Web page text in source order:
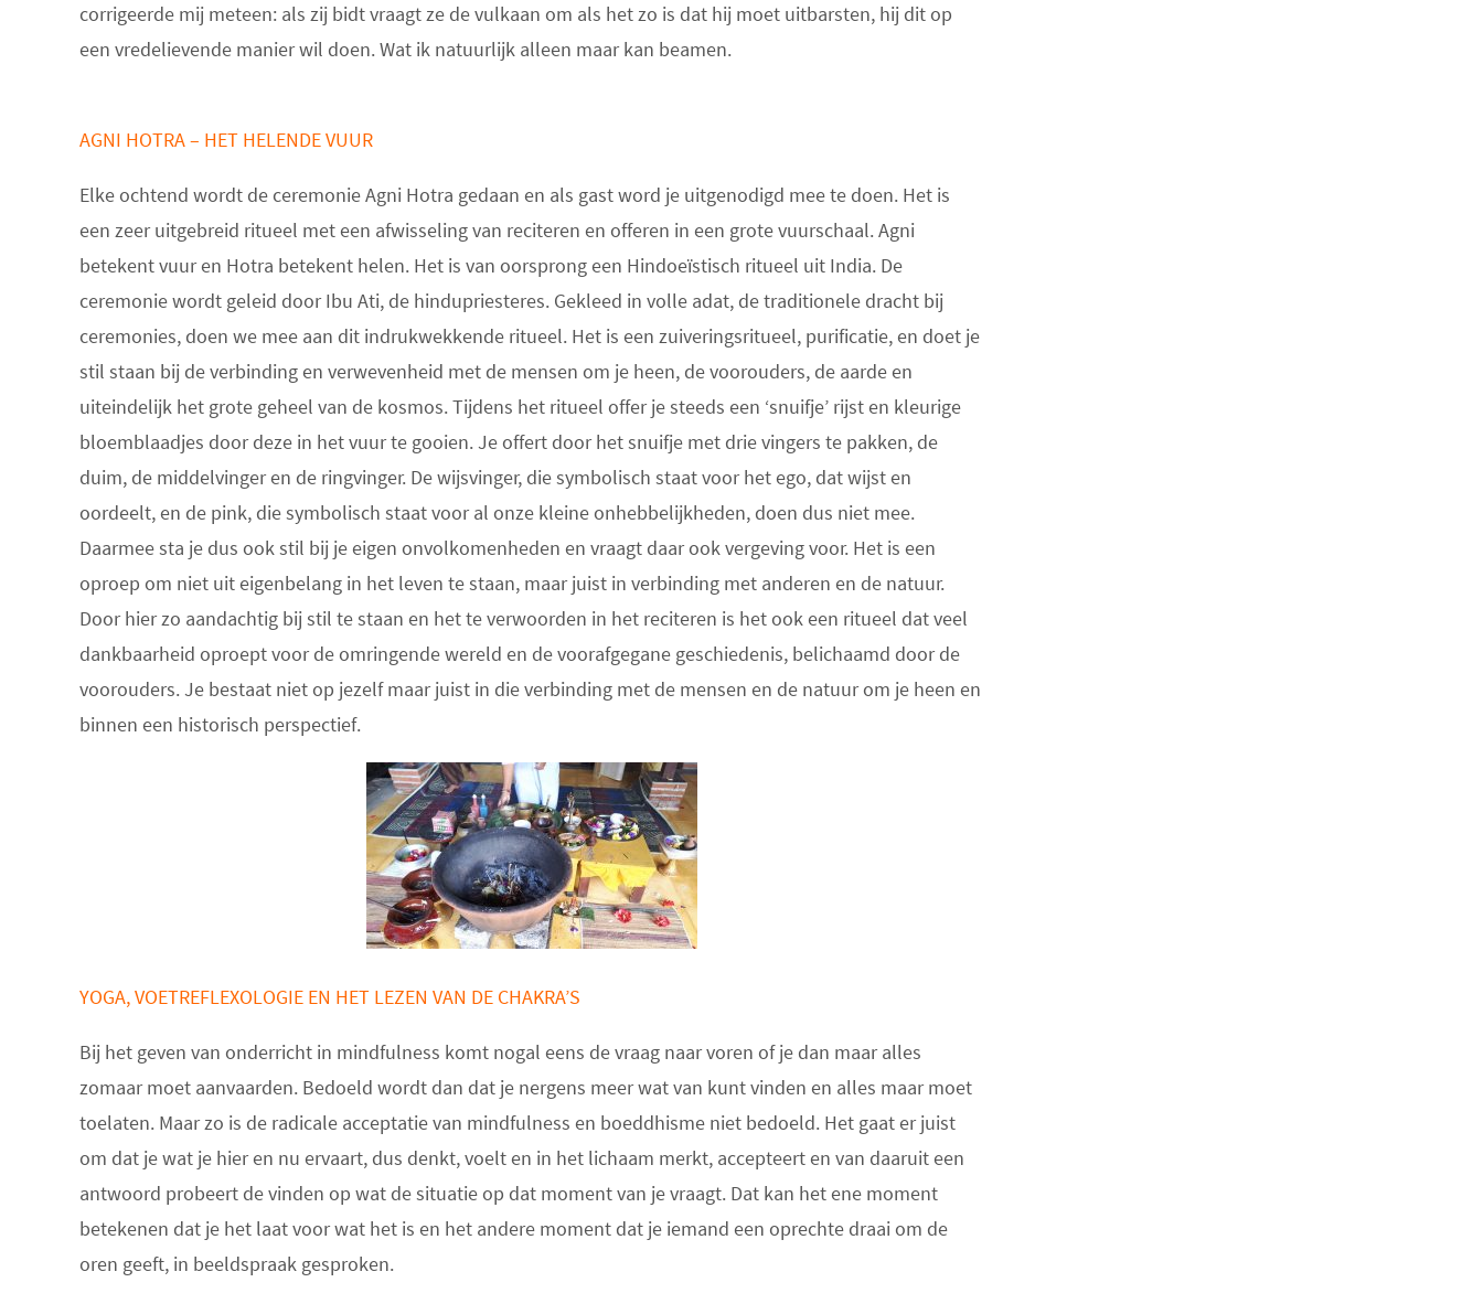
corrigeerde mij meteen: als zij bidt vraagt ze de vulkaan om als het zo is dat hij moet uitbarsten, hij dit op
een vredelievende manier wil doen. Wat ik natuurlijk alleen maar kan beamen.
AGNI HOTRA – HET HELENDE VUUR
Elke ochtend wordt de ceremonie Agni Hotra gedaan en als gast word je uitgenodigd mee te doen. Het is
een zeer uitgebreid ritueel met een afwisseling van reciteren en offeren in een grote vuurschaal. Agni
betekent vuur en Hotra betekent helen. Het is van oorsprong een Hindoeïstisch ritueel uit India. De
ceremonie wordt geleid door Ibu Ati, de hindupriesteres. Gekleed in volle adat, de traditionele dracht bij
ceremonies, doen we mee aan dit indrukwekkende ritueel. Het is een zuiveringsritueel, purificatie, en doet je
stil staan bij de verbinding en verwevenheid met de mensen om je heen, de voorouders, de aarde en
uiteindelijk het grote geheel van de kosmos. Tijdens het ritueel offer je steeds een ‘snuifje’ rijst en kleurige
bloemblaadjes door deze in het vuur te gooien. Je offert door het snuifje met drie vingers te pakken, de
duim, de middelvinger en de ringvinger. De wijsvinger, die symbolisch staat voor het ego, dat wijst en
oordeelt, en de pink, die symbolisch staat voor al onze kleine onhebbelijkheden, doen dus niet mee.
Daarmee sta je dus ook stil bij je eigen onvolkomenheden en vraagt daar ook vergeving voor. Het is een
oproep om niet uit eigenbelang in het leven te staan, maar juist in verbinding met anderen en de natuur.
Door hier zo aandachtig bij stil te staan en het te verwoorden in het reciteren is het ook een ritueel dat veel
dankbaarheid oproept voor de omringende wereld en de voorafgegane geschiedenis, belichaamd door de
voorouders. Je bestaat niet op jezelf maar juist in die verbinding met de mensen en de natuur om je heen en
binnen een historisch perspectief.
YOGA, VOETREFLEXOLOGIE EN HET LEZEN VAN DE CHAKRA’S
Bij het geven van onderricht in mindfulness komt nogal eens de vraag naar voren of je dan maar alles
zomaar moet aanvaarden. Bedoeld wordt dan dat je nergens meer wat van kunt vinden en alles maar moet
toelaten. Maar zo is de radicale acceptatie van mindfulness en boeddhisme niet bedoeld. Het gaat er juist
om dat je wat je hier en nu ervaart, dus denkt, voelt en in het lichaam merkt, accepteert en van daaruit een
antwoord probeert de vinden op wat de situatie op dat moment van je vraagt. Dat kan het ene moment
betekenen dat je het laat voor wat het is en het andere moment dat je iemand een oprechte draai om de
oren geeft, in beeldspraak gesproken.